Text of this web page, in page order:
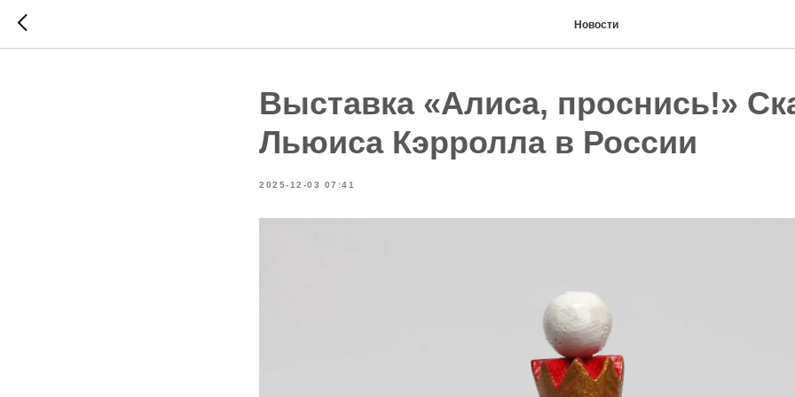
Новости
Выставка «Алиса, проснись!»
Льюиса Кэрролла в России
2025-12-03 07:41